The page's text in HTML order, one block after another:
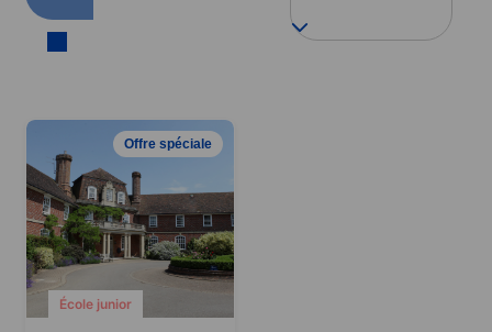
Offre spéciale
École junior